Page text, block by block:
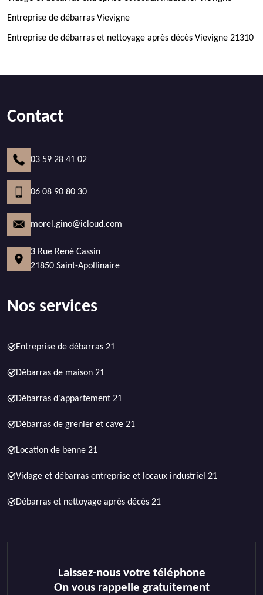
Entreprise de débarras Vievigne
Entreprise de débarras et nettoyage après décès Vievigne 21310
Contact
03 59 28 41 02
06 08 90 80 30
morel.gino@icloud.com
3 Rue René Cassin
21850 Saint-Apollinaire
Nos services
Entreprise de débarras 21
Débarras de maison 21
Débarras d'appartement 21
Débarras de grenier et cave 21
Location de benne 21
Vidage et débarras entreprise et locaux industriel 21
Débarras et nettoyage après décès 21
Laissez-nous votre téléphone
On vous rappelle gratuitement